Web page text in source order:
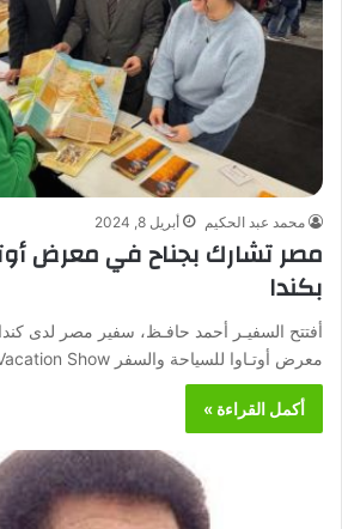
محمد عبد الحكيم أبريل 8, 2024
مصر تشارك بجناح في معرض
بكندا
أفتتح السفيـر أحمد حافـظ، سفير مصر لدى
معرض أوتـاوا للسياحة والسفر Travel and Vacation Show فى…
أكمل القراءة »